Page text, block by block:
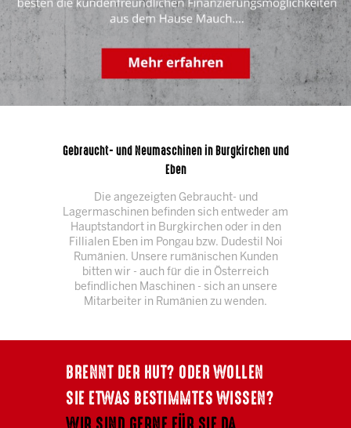
Gebraucht- und Neumaschinen in Burgkirchen und
Eben
Die angezeigten Gebraucht- und
Lagermaschinen befinden sich entweder am
Hauptstandort in Burgkirchen oder in den
Fillialen Eben im Pongau bzw. Dudestil Noi
Rumänien. Unsere rumänischen Kunden
bitten wir - auch für die in Österreich
befindlichen Maschinen - sich an unsere
Mitarbeiter in Rumänien zu wenden.
BRENNT DER HUT? ODER WOLLEN
SIE ETWAS BESTIMMTES WISSEN?